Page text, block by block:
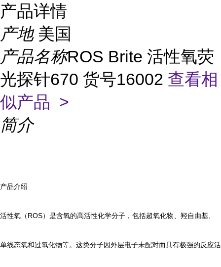
产品详情
产地 美国
产品名称ROS Brite 活性氧荧
光探针670 货号16002 查看相
似产品 >
简介
产品介绍
活性氧（ROS）是含氧的高活性化学分子，包括超氧化物、羟自由基、
单线态氧和过氧化物等。这类分子因外层电子未配对而具有极强的反应活